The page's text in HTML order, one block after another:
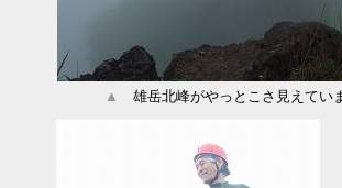
▲ 雄岳北峰がやっとこさ見えてい